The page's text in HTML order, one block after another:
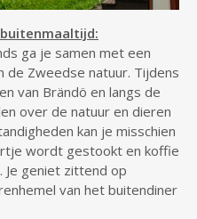
ga je samen met een
de Zweedse natuur. Tijdens
van Brändö en langs de
over de natuur en dieren
kan je misschien
wordt gestookt en koffie
Je geniet zittend op
van het buitendiner